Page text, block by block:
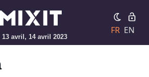
13 avril, 14 avril 2023
FR EN